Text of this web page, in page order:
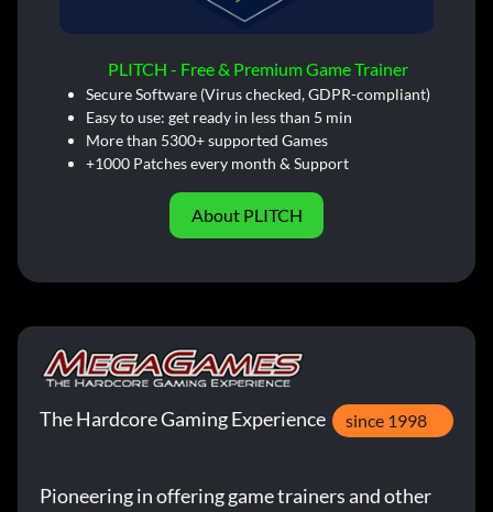
PLITCH - Free & Premium Game Trainer
Secure Software (Virus checked, GDPR-compliant)
Easy to use: get ready in less than 5 min
More than 5300+ supported Games
+1000 Patches every month & Support
About PLITCH
The Hardcore Gaming Experience since 1998
Pioneering in offering game trainers and other